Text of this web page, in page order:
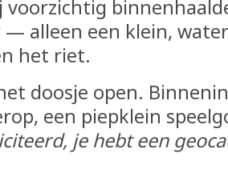
voorzichtig
alleen een klein,
het riet.
doosje open.
een piepklein
je hebt een